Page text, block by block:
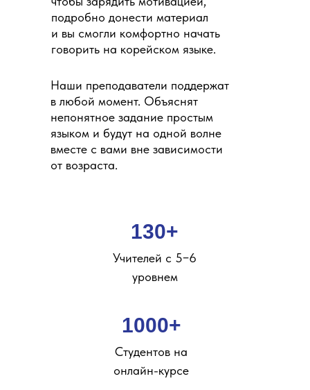
подробно донести материал
и вы смогли комфортно начать
говорить на корейском языке.
130+
Учителей с 5−6
уровнем
1000+
Студентов на
онлайн-курсе
Наши преподаватели поддержат
в любой момент. Объяснят
непонятное задание простым
языком и будут на одной волне
вместе с вами вне зависимости
от возраста.